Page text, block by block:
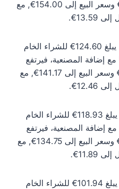
سعر الشراء إلى 149.52€ وسعر البيع إلى 154.00€, مع
سعر الذهب عيار 22 اليوم يبلغ 124.60€ للشراء الخام
أما مع إضافة المصنعية، فيرتفع
سعر الشراء إلى 137.06€ وسعر البيع إلى 141.17€, مع
سعر الذهب عيار 21 اليوم يبلغ 118.93€ للشراء الخام
أما مع إضافة المصنعية، فيرتفع
سعر الشراء إلى 130.83€ وسعر البيع إلى 134.75€, مع
سعر الذهب عيار 18 اليوم يبلغ 101.94€ للشراء الخام